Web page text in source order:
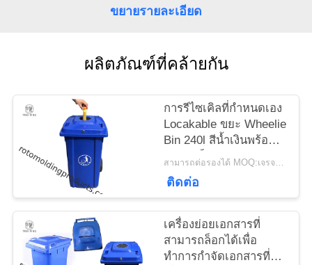
เสนอ
ราคา
แผนผัง
เว็บไซต์
ขยายรายละเอียด
ผลิตภัณฑ์ที่คล้ายกัน
การรีไซเคิลที่กำหนดเอง
Locakable ขยะ Wheelie
Bin 240l สีน้ำเงินพร้อม
ฝาขวดล็อค
สามารถต่อรองได้ MOQ:เจรจาต่อรอง
ติดต่อ
เครื่องย่อยเอกสารที่
สามารถล็อกได้เพื่อ
ทำการกำจัดเอกสารที่